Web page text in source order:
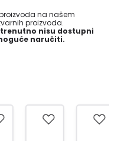
na našem
proizvoda.
nisu dostupni
naručiti.